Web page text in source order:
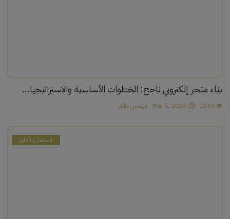
بناء متجر إلكتروني ناجح: الخطوات الأساسية والاستراتيجيا...
مهندس خالد
الاستثمار والتداول